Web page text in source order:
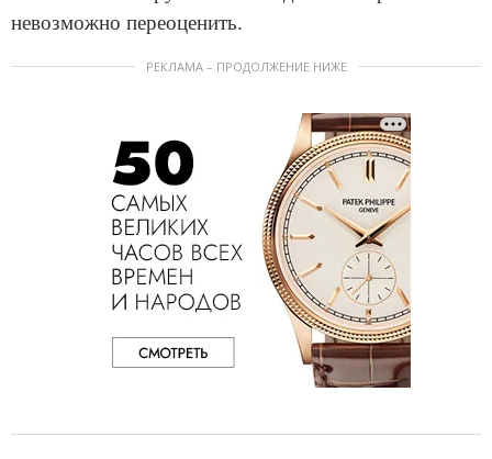
невозможно переоценить.
РЕКЛАМА – ПРОДОЛЖЕНИЕ НИЖЕ